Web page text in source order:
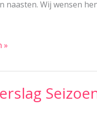
naasten. Wij wensen
»